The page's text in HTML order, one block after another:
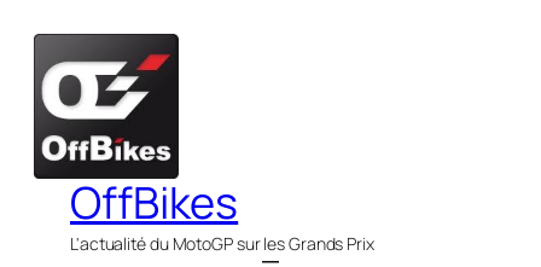
contenu
OffBikes
L'actualité du MotoGP sur les Grands Prix